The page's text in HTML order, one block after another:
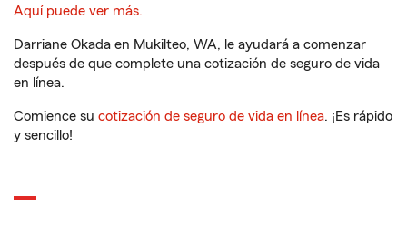
Aquí puede ver más.
Darriane Okada en Mukilteo, WA, le ayudará a comenzar
después de que complete una cotización de seguro de vida
en línea.
Comience su cotización de seguro de vida en línea. ¡Es rápido
y sencillo!